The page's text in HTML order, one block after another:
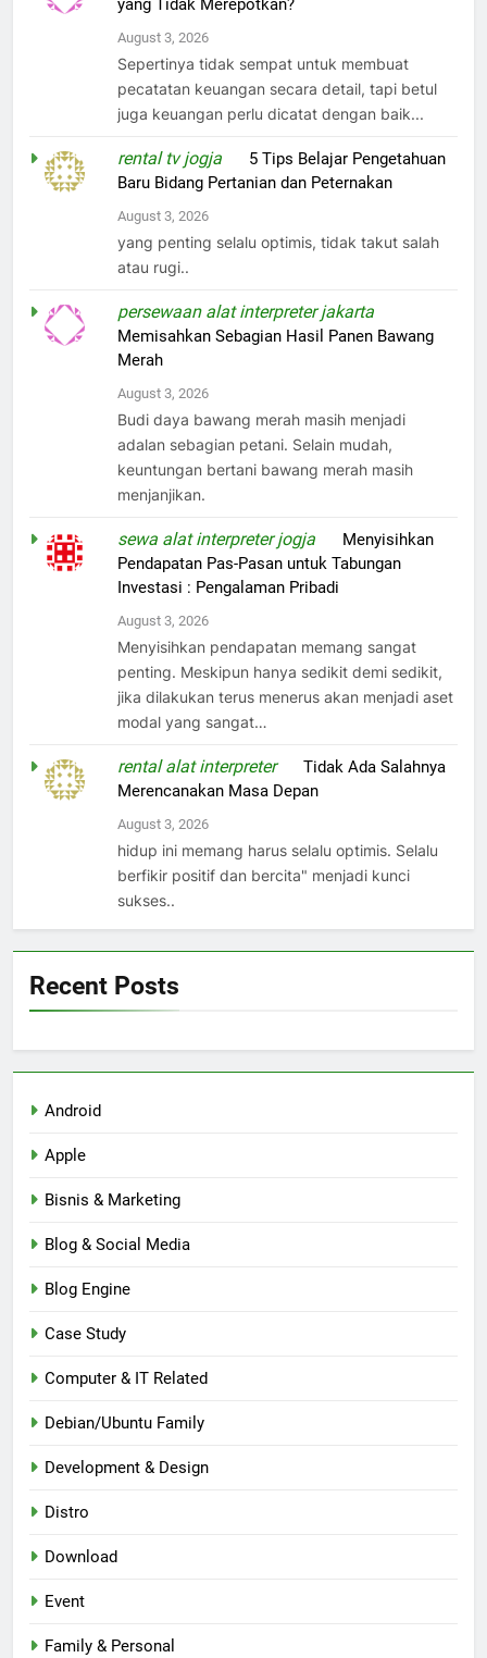
yang Tidak Merepotkan?
August 3, 2026
Sepertinya tidak sempat untuk membuat
pecatatan keuangan secara detail, tapi betul
juga keuangan perlu dicatat dengan baik...
rental tv jogja
5 Tips Belajar Pengetahuan
Baru Bidang Pertanian dan Peternakan
August 3, 2026
yang penting selalu optimis, tidak takut salah
atau rugi..
persewaan alat interpreter jakarta
Memisahkan Sebagian Hasil Panen Bawang
Merah
August 3, 2026
Budi daya bawang merah masih menjadi
adalan sebagian petani. Selain mudah,
keuntungan bertani bawang merah masih
menjanjikan.
sewa alat interpreter jogja
Menyisihkan
Pendapatan Pas-Pasan untuk Tabungan
Investasi : Pengalaman Pribadi
August 3, 2026
Menyisihkan pendapatan memang sangat
penting. Meskipun hanya sedikit demi sedikit,
jika dilakukan terus menerus akan menjadi aset
modal yang sangat…
rental alat interpreteronTidak Ada Salahnya
Merencanakan Masa Depan
August 3, 2026
hidup ini memang harus selalu optimis. Selalu
berfikir positif dan bercita" menjadi kunci
sukses..
Recent Posts
Android
Apple
Bisnis & Marketing
Blog & Social Media
Blog Engine
Case Study
Computer & IT Related
Debian/Ubuntu Family
Development & Design
Distro
Download
Event
Family & Personal